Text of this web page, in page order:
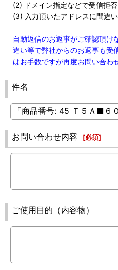
(2) ドメイン指定などで受信拒
(3) 入力頂いたアドレスに間違
自動返信のお返事がご確認頂け
違い等で弊社からのお返事も受
はお手数ですが再度お問い合わ
件名
お問い合わせ内容 [必須]
ご使用目的（内容物）